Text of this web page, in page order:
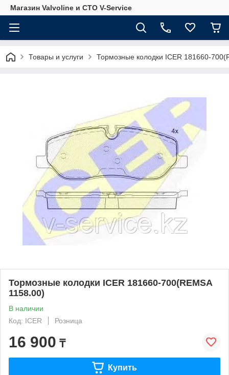
Магазин Valvoline и СТО V-Service
Товары и услуги Тормозные колодки ICER 181660-
Тормозные колодки ICER 181660-700(REMSA
1158.00)
В наличии
Код: ICER
Розница
16 900 ₸
Купить